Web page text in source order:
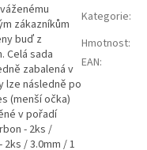
zákazníkům
buď z
Celá sada
zabalená v
lze následně po
(menší očka)
v pořadí
- 2ks /
2ks / 3.0mm / 1
Kategorie:
Hmotnost:
EAN: